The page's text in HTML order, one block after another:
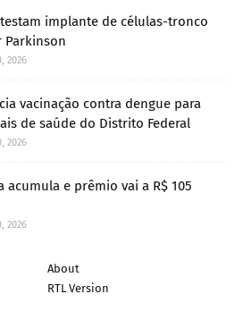
implante de células-tronco
Parkinson
2026
vacinação contra dengue para
de saúde do Distrito Federal
2026
acumula e prêmio vai a R$ 105
2026
About
RTL Version